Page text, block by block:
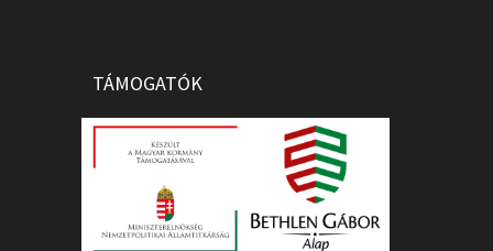
TÁMOGATÓK